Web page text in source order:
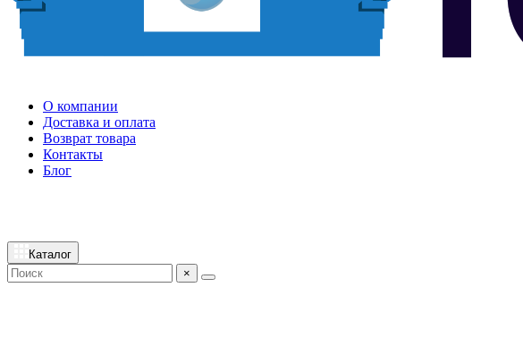
О компании
Доставка и оплата
Возврат товара
Контакты
Блог
Каталог
×